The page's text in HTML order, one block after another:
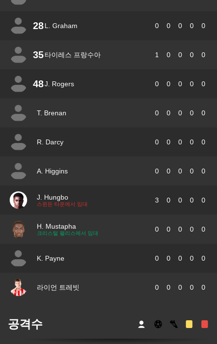
28L. Graham 0 0 0 0 0
35타이레스 프랑수아 1 0 0 0 0
48J. Rogers 0 0 0 0 0
T. Brenan 0 0 0 0 0
R. Darcy 0 0 0 0 0
A. Higgins 0 0 0 0 0
J. Hungbo
스윈든 타운에서 임대 3 0 0 0 0
H. Mustapha
크리스털 팰리스에서 임대 0 0 0 0 0
K. Payne 0 0 0 0 0
라이언 트레빗 0 0 0 0 0
공격수